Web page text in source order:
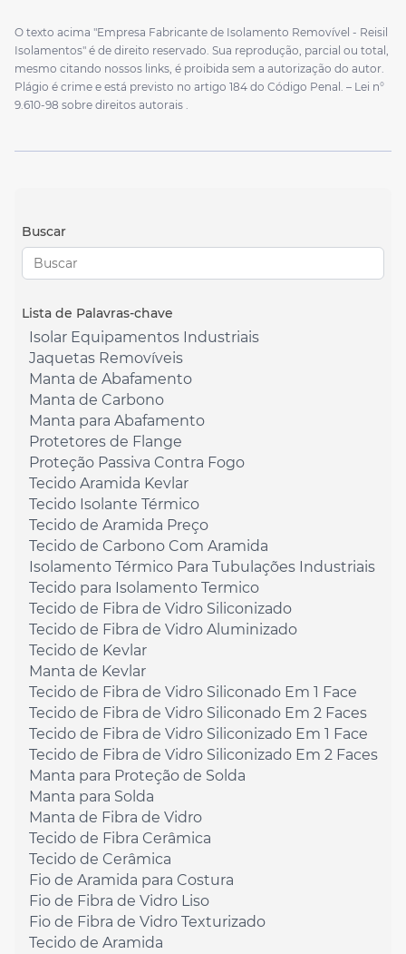
O texto acima "Empresa Fabricante de Isolamento Removível - Reisil
Isolamentos" é de direito reservado. Sua reprodução, parcial ou total,
mesmo citando nossos links, é proibida sem a autorização do autor.
Plágio é crime e está previsto no artigo 184 do Código Penal. – Lei n°
9.610-98 sobre direitos autorais .
Buscar
Lista de Palavras-chave
Isolar Equipamentos Industriais
Jaquetas Removíveis
Manta de Abafamento
Manta de Carbono
Manta para Abafamento
Protetores de Flange
Proteção Passiva Contra Fogo
Tecido Aramida Kevlar
Tecido Isolante Térmico
Tecido de Aramida Preço
Tecido de Carbono Com Aramida
Isolamento Térmico Para Tubulações Industriais
Tecido para Isolamento Termico
Tecido de Fibra de Vidro Siliconizado
Tecido de Fibra de Vidro Aluminizado
Tecido de Kevlar
Manta de Kevlar
Tecido de Fibra de Vidro Siliconado Em 1 Face
Tecido de Fibra de Vidro Siliconado Em 2 Faces
Tecido de Fibra de Vidro Siliconizado Em 1 Face
Tecido de Fibra de Vidro Siliconizado Em 2 Faces
Manta para Proteção de Solda
Manta para Solda
Manta de Fibra de Vidro
Tecido de Fibra Cerâmica
Tecido de Cerâmica
Fio de Aramida para Costura
Fio de Fibra de Vidro Liso
Fio de Fibra de Vidro Texturizado
Tecido de Aramida